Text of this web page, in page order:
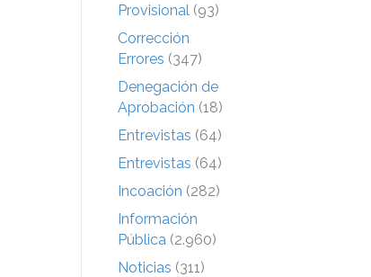
Provisional (93)
Corrección
Errores (347)
Denegación de
Aprobación (18)
Entrevistas (64)
Entrevistas (64)
Incoación (282)
Información
Pública (2.960)
Noticias (311)